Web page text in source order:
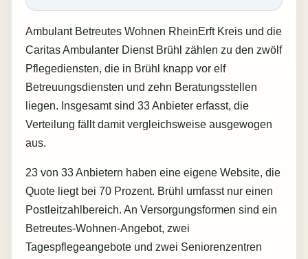
Ambulant Betreutes Wohnen RheinErft Kreis und die
Caritas Ambulanter Dienst Brühl zählen zu den zwölf
Pflegediensten, die in Brühl knapp vor elf
Betreuungsdiensten und zehn Beratungsstellen
liegen. Insgesamt sind 33 Anbieter erfasst, die
Verteilung fällt damit vergleichsweise ausgewogen
aus.
23 von 33 Anbietern haben eine eigene Website, die
Quote liegt bei 70 Prozent. Brühl umfasst nur einen
Postleitzahlbereich. An Versorgungsformen sind ein
Betreutes-Wohnen-Angebot, zwei
Tagespflegeangebote und zwei Seniorenzentren